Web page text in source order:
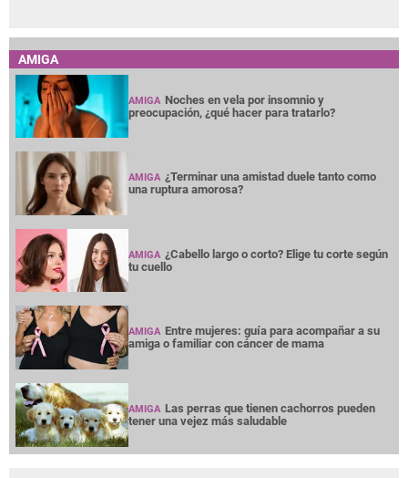
AMIGA
AMIGA Noches en vela por insomnio y
preocupación, ¿qué hacer para tratarlo?
AMIGA ¿Terminar una amistad duele tanto como
una ruptura amorosa?
AMIGA ¿Cabello largo o corto? Elige tu corte según
tu cuello
AMIGA Entre mujeres: guía para acompañar a su
amiga o familiar con cáncer de mama
AMIGA Las perras que tienen cachorros pueden
tener una vejez más saludable